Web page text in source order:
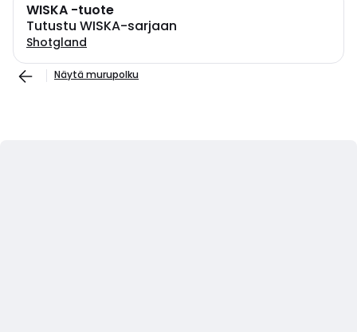
WISKA -tuote
Tutustu WISKA-sarjaan
Shotgland
Näytä murupolku